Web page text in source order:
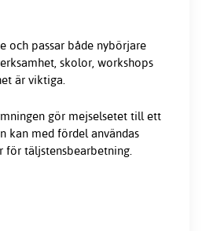
och passar både nybörjare
skolor, workshops
är viktiga.
gör mejselsetet till ett
kan med fördel användas
täljstensbearbetning.